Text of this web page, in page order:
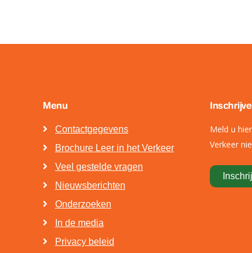
Menu
Contactgegevens
Brochure Leer in het Verkeer
Veel gestelde vragen
Nieuwsberichten
Onderzoeken
In de media
Privacy beleid
Meld u
Verkeer